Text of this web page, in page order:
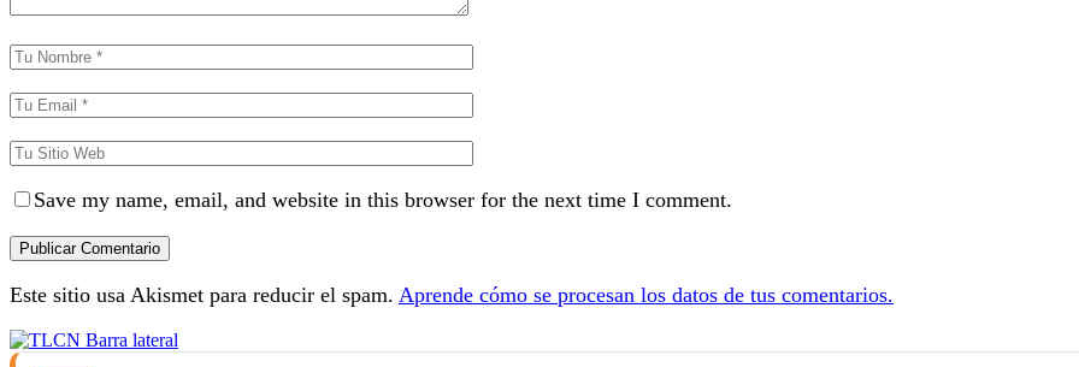
Save my name, email, and website in this browser for the next time I comment.
Este sitio usa Akismet para reducir el spam. Aprende cómo se procesan los datos de tus comentarios.